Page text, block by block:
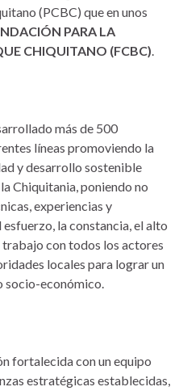
(PCBC) que en unos
PARA LA
CHIQUITANO (FCBC).
más de 500
líneas promoviendo la
y desarrollo sostenible
Chiquitania, poniendo no
experiencias y
la constancia, el alto
con todos los actores
locales para lograr un
socio-económico.
fortalecida con un equipo
estratégicas establecidas,